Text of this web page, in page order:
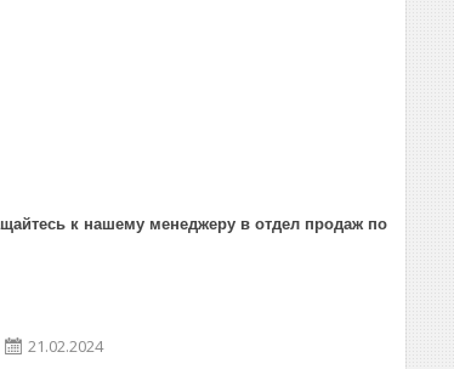
к нашему менеджеру в отдел продаж по
21.02.2024